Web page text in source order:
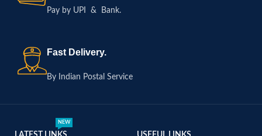
Pay by UPI & Bank.
Fast Delivery.
By Indian Postal Service
NEW